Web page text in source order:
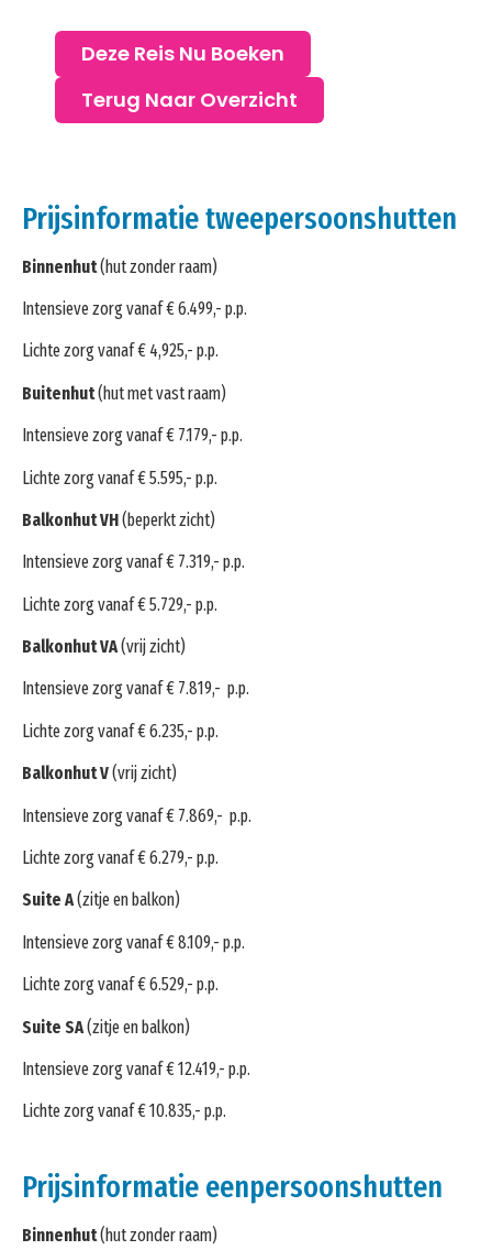
Deze Reis Nu Boeken
Terug Naar Overzicht
Prijsinformatie tweepersoonshutten
Binnenhut(hut zonder raam)
Intensieve zorg vanaf € 6.499,- p.p.
Lichte zorg vanaf € 4,925,- p.p.
Buitenhut(hut met vast raam)
Intensieve zorg vanaf € 7.179,- p.p.
Lichte zorg vanaf € 5.595,- p.p.
Balkonhut VH(beperkt zicht)
Intensieve zorg vanaf € 7.319,- p.p.
Lichte zorg vanaf € 5.729,- p.p.
Balkonhut VA(vrij zicht)
Intensieve zorg vanaf € 7.819,- p.p.
Lichte zorg vanaf € 6.235,- p.p.
Balkonhut V(vrij zicht)
Intensieve zorg vanaf € 7.869,- p.p.
Lichte zorg vanaf € 6.279,- p.p.
Suite A(zitje en balkon)
Intensieve zorg vanaf € 8.109,- p.p.
Lichte zorg vanaf € 6.529,- p.p.
Suite SA(zitje en balkon)
Intensieve zorg vanaf € 12.419,- p.p.
Lichte zorg vanaf € 10.835,- p.p.
Prijsinformatie eenpersoonshutten
Binnenhut(hut zonder raam)